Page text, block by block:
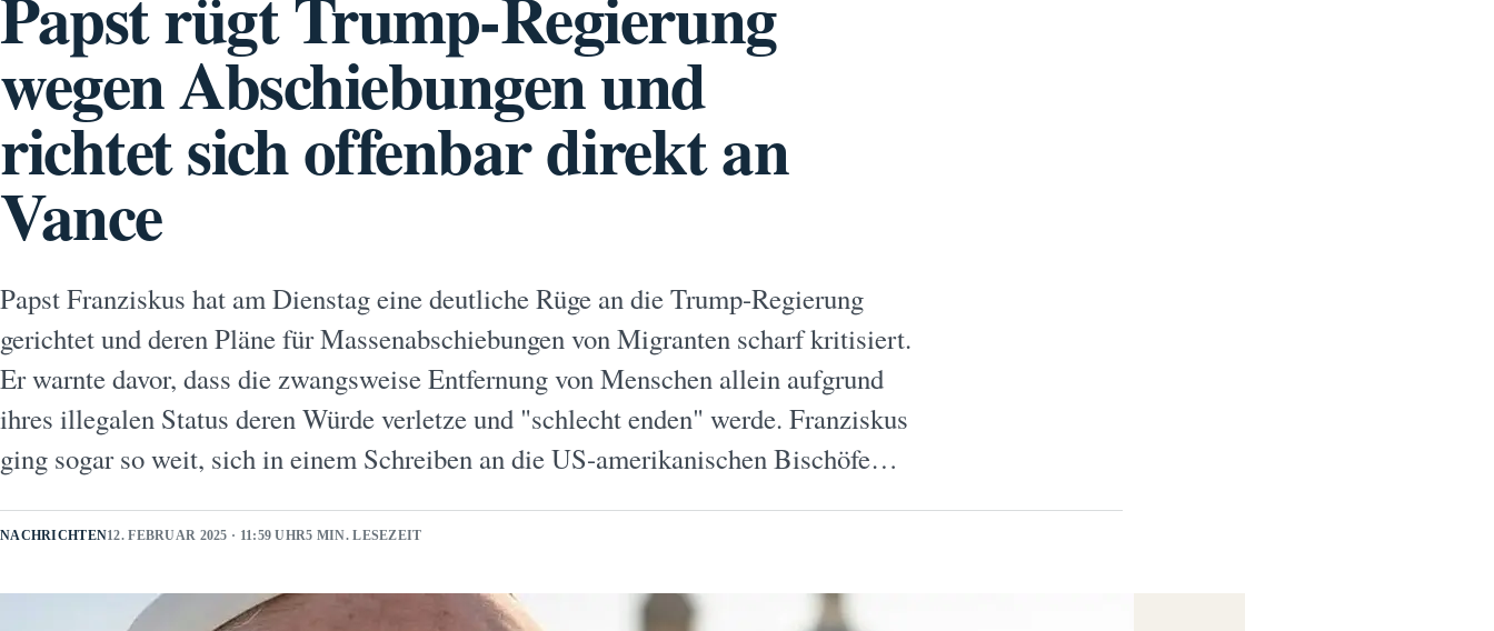
wegen Abschiebungen und
richtet sich offenbar direkt an
Vance
Papst Franziskus hat am Dienstag eine deutliche Rüge an die Trump-Regierung
gerichtet und deren Pläne für Massenabschiebungen von Migranten scharf kritisiert.
Er warnte davor, dass die zwangsweise Entfernung von Menschen allein aufgrund
ihres illegalen Status deren Würde verletze und "schlecht enden" werde. Franziskus
ging sogar so weit, sich in einem Schreiben an die US-amerikanischen Bischöfe…
NACHRICHTEN12. FEBRUAR 2025 · 11:59 UHR5 MIN. LESEZEIT